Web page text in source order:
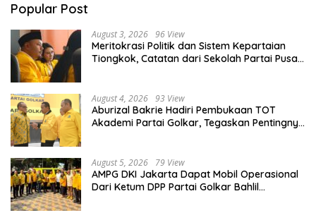
Popular Post
August 3, 2026 96 View
Meritokrasi Politik dan Sistem Kepartaian
Tiongkok, Catatan dari Sekolah Partai Pusat
August 4, 2026 93 View
Aburizal Bakrie Hadiri Pembukaan TOT
Akademi Partai Golkar, Tegaskan Pentingnya
August 5, 2026 79 View
AMPG DKI Jakarta Dapat Mobil Operasional
Dari Ketum DPP Partai Golkar Bahlil